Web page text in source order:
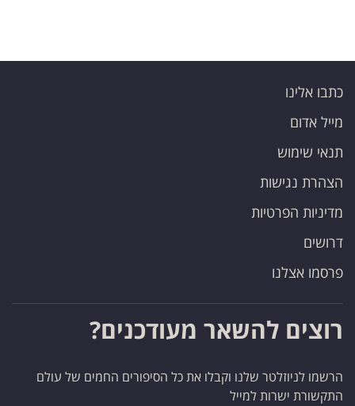
כתבו אלינו
מייל אדום
תנאי שימוש
הצהרת נגישות
מדיניות הפרטיות
דרושים
פרסמו אצלנו
רוצים להשאר מעודכנים?
הרשמו לניוזלטר שלנו וקבלו את כל הסיפורים החמים של עולם
התקשורת ישרות למייל